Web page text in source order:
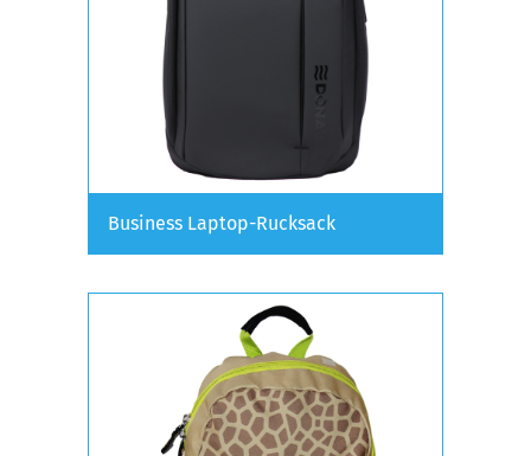
Business Laptop-Rucksack